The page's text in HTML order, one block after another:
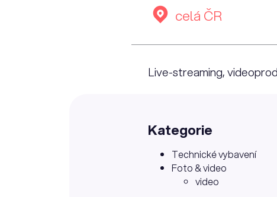
celá ČR
Live-streaming,
Kategorie
Technické vybavení
Foto & video
video